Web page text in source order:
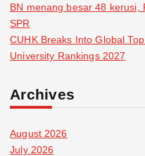
BN menang besar 48 kerusi,
SPR
CUHK Breaks Into Global
University Rankings 2027
Archives
August 2026
July 2026